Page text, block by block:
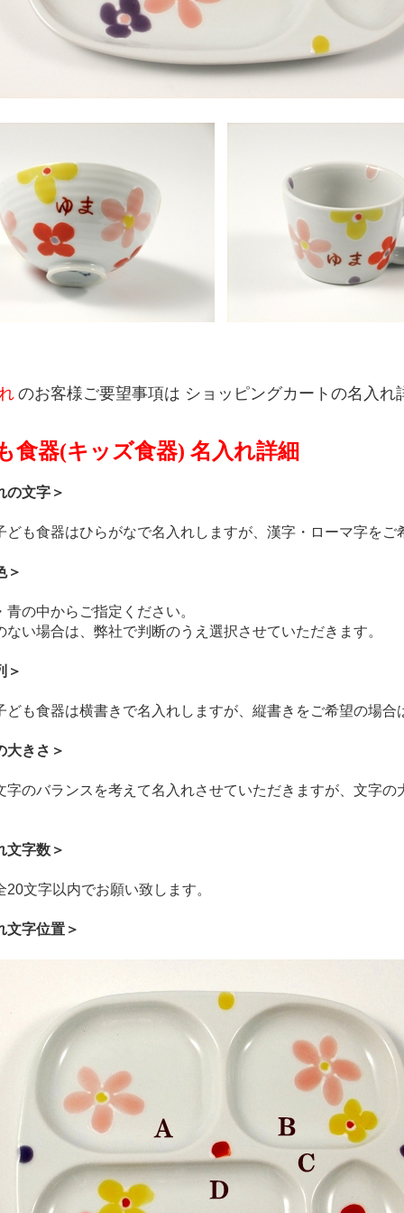
のお客様ご要望事項は ショッピングカートの名入れ
食器(キッズ食器) 名入れ詳細
の文字＞
ども食器はひらがなで名入れしますが、漢字・ローマ字を
＞
青の中からご指定ください。
ない場合は、弊社で判断のうえ選択させていただきます。
＞
ども食器は横書きで名入れしますが、縦書きをご希望の場合
大きさ＞
字のバランスを考えて名入れさせていただきますが、文字
文字数＞
文字以内でお願い致します。
文字位置＞